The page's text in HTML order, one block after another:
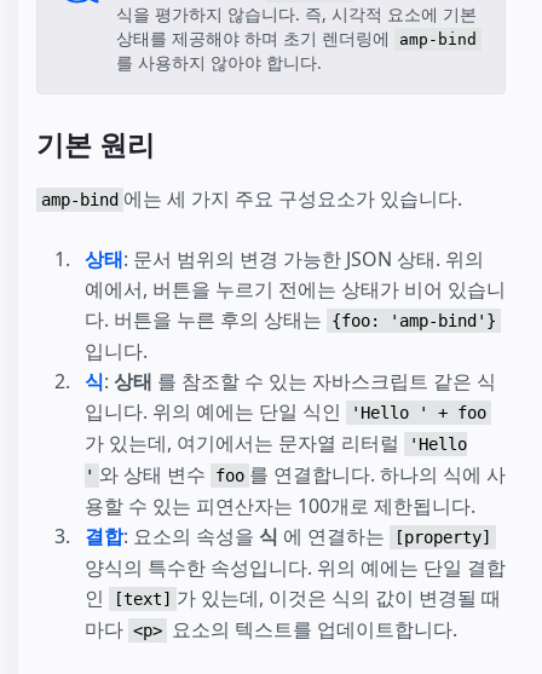
식을 평가하지 않습니다. 즉, 시각적 요소에 기본
상태를 제공해야 하며 초기 렌더링에
amp-bind
를 사용하지 않아야 합니다.
기본 원리
amp-bind 에는 세 가지 주요 구성요소가 있습니다.
상태: 문서 범위의 변경 가능한 JSON 상태. 위의
예에서, 버튼을 누르기 전에는 상태가 비어 있습니
다. 버튼을 누른 후의 상태는
{foo: 'amp-bind'}
입니다.
식: 상태 를 참조할 수 있는 자바스크립트 같은 식
입니다. 위의 예에는 단일 식인
'Hello ' + foo
가 있는데, 여기에서는 문자열 리터럴
'Hello
' 와 상태 변수 foo 를 연결합니다. 하나의 식에 사
용할 수 있는 피연산자는 100개로 제한됩니다.
결합: 요소의 속성을 식 에 연결하는 [property]
양식의 특수한 속성입니다. 위의 예에는 단일 결합
인
[text] 가 있는데, 이것은 식의 값이 변경될 때
마다 <p> 요소의 텍스트를 업데이트합니다.